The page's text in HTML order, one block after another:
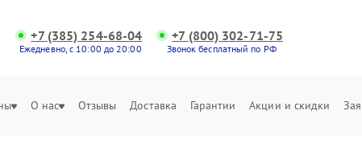
+7 (385) 254-68-04
Ежедневно, с 10:00 до 20:00
+7 (800) 302-71-75
Звонок бесплатный по РФ
О нас Отзывы Доставка Гарантии Акции и скидки